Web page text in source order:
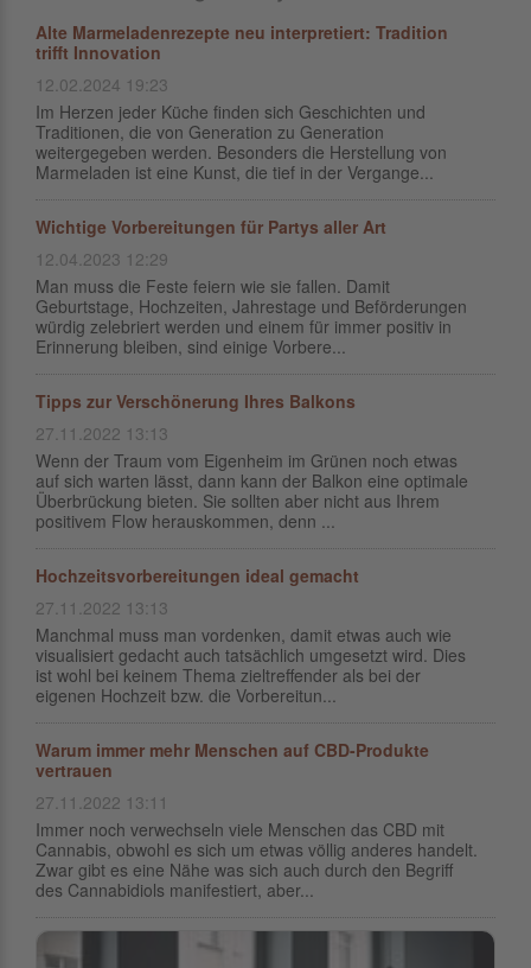
Alte Marmeladenrezepte neu interpretiert: Tradition
trifft Innovation
12.02.2024 19:23
Im Herzen jeder Küche finden sich Geschichten und
Traditionen, die von Generation zu Generation
weitergegeben werden. Besonders die Herstellung von
Marmeladen ist eine Kunst, die tief in der Vergange...
Wichtige Vorbereitungen für Partys aller Art
12.04.2023 12:29
Man muss die Feste feiern wie sie fallen. Damit
Geburtstage, Hochzeiten, Jahrestage und Beförderungen
würdig zelebriert werden und einem für immer positiv in
Erinnerung bleiben, sind einige Vorbere...
Tipps zur Verschönerung Ihres Balkons
27.11.2022 13:13
Wenn der Traum vom Eigenheim im Grünen noch etwas
auf sich warten lässt, dann kann der Balkon eine optimale
Überbrückung bieten. Sie sollten aber nicht aus Ihrem
positivem Flow herauskommen, denn ...
Hochzeitsvorbereitungen ideal gemacht
27.11.2022 13:13
Manchmal muss man vordenken, damit etwas auch wie
visualisiert gedacht auch tatsächlich umgesetzt wird. Dies
ist wohl bei keinem Thema zieltreffender als bei der
eigenen Hochzeit bzw. die Vorbereitun...
Warum immer mehr Menschen auf CBD-Produkte
vertrauen
27.11.2022 13:11
Immer noch verwechseln viele Menschen das CBD mit
Cannabis, obwohl es sich um etwas völlig anderes handelt.
Zwar gibt es eine Nähe was sich auch durch den Begriff
des Cannabidiols manifestiert, aber...